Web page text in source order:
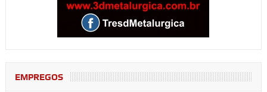
EMPREGOS